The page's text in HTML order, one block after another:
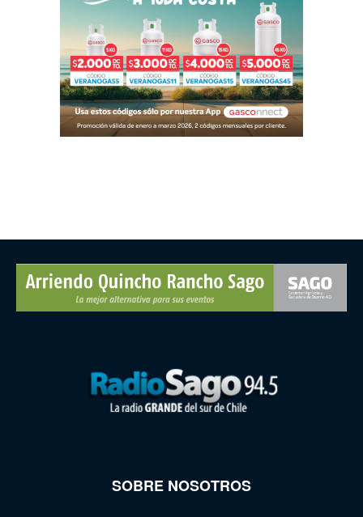
SOBRE NOSOTROS